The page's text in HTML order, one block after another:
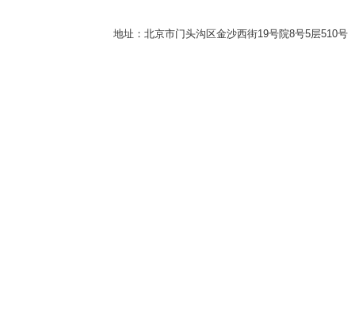
地址：北京市门头沟区金沙西街19号院8号5层510